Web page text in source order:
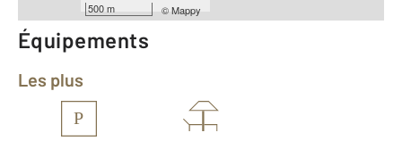
500 m ©Mappy
Équipements
Les plus
P